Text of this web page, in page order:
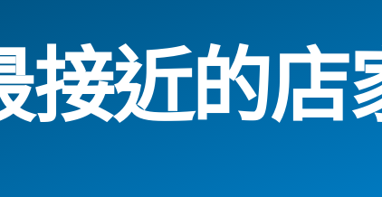
接近的店